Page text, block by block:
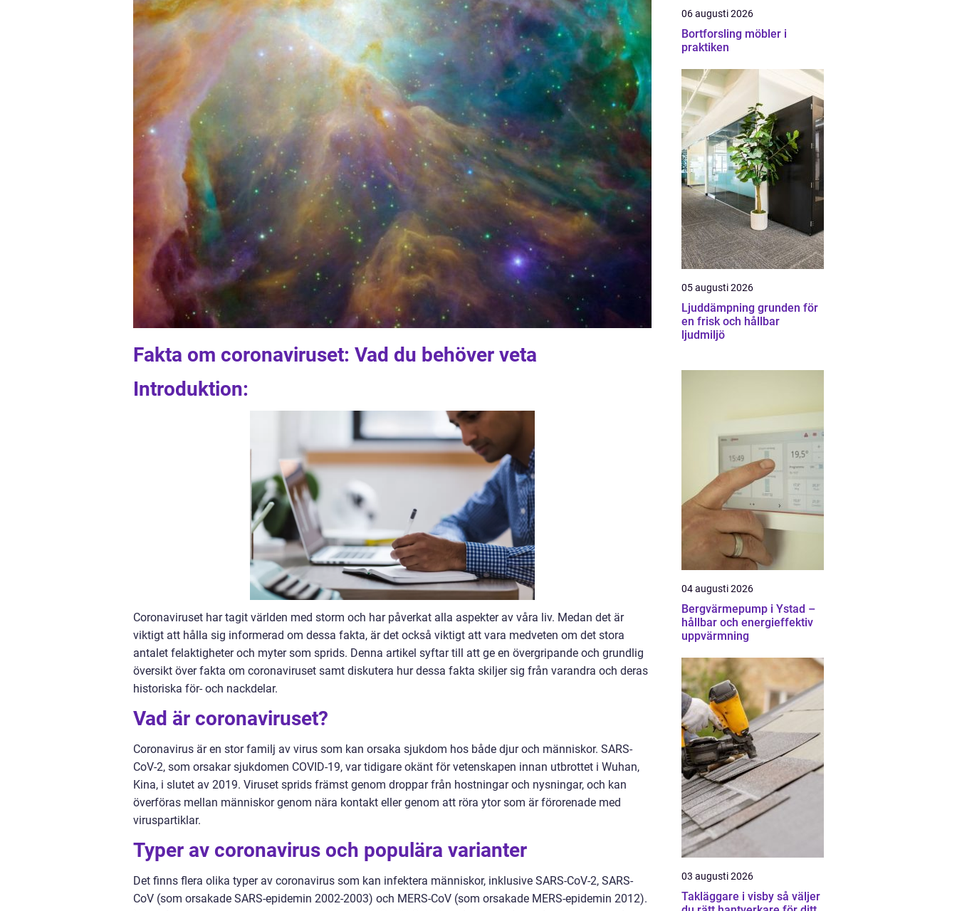
Fakta om coronaviruset: Vad du behöver veta
Introduktion:
Coronaviruset har tagit världen med storm och har påverkat alla aspekter av våra liv. Medan det är
viktigt att hålla sig informerad om dessa fakta, är det också viktigt att vara medveten om det stora
antalet felaktigheter och myter som sprids. Denna artikel syftar till att ge en övergripande och grundlig
översikt över fakta om coronaviruset samt diskutera hur dessa fakta skiljer sig från varandra och deras
historiska för- och nackdelar.
Vad är coronaviruset?
Coronavirus är en stor familj av virus som kan orsaka sjukdom hos både djur och människor. SARS-
CoV-2, som orsakar sjukdomen COVID-19, var tidigare okänt för vetenskapen innan utbrottet i Wuhan,
Kina, i slutet av 2019. Viruset sprids främst genom droppar från hostningar och nysningar, och kan
överföras mellan människor genom nära kontakt eller genom att röra ytor som är förorenade med
viruspartiklar.
Typer av coronavirus och populära varianter
Det finns flera olika typer av coronavirus som kan infektera människor, inklusive SARS-CoV-2, SARS-
CoV (som orsakade SARS-epidemin 2002-2003) och MERS-CoV (som orsakade MERS-epidemin 2012).
06 augusti 2026
Bortforsling möbler i
praktiken
05 augusti 2026
Ljuddämpning grunden för
en frisk och hållbar
ljudmiljö
04 augusti 2026
Bergvärmepump i Ystad –
hållbar och energieffektiv
uppvärmning
03 augusti 2026
Takläggare i visby så väljer